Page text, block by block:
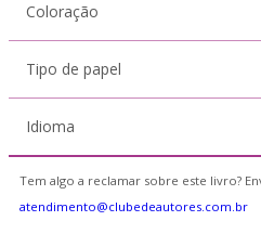
Coloração
Tipo de papel
Idioma
Tem algo a reclamar sobre este livro?
atendimento@clubedeautores.com.br